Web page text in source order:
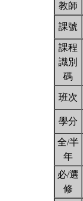
教師
課號
課程
識別
碼
班次
學分
全/半
年
必/選
修